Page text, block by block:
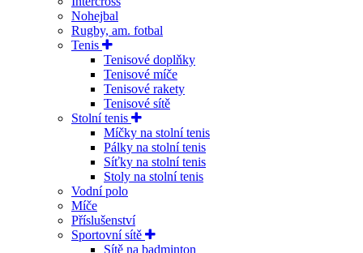
Nohejbal
Rugby, am. fotbal
Tenis
Tenisové doplňky
Tenisové míče
Tenisové rakety
Tenisové sítě
Stolní tenis
Míčky na stolní tenis
Pálky na stolní tenis
Síťky na stolní tenis
Stoly na stolní tenis
Vodní polo
Míče
Příslušenství
Sportovní sítě
Sítě na badminton